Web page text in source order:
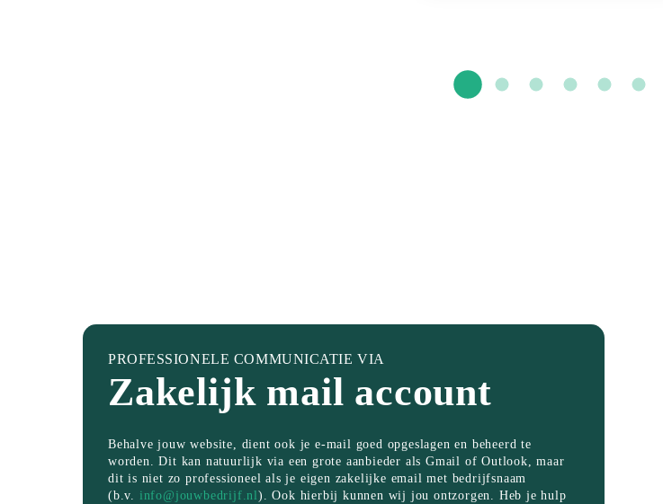
PROFESSIONELE COMMUNICATIE VIA
Zakelijk mail account
Behalve jouw website, dient ook je e-mail goed opgeslagen en beheerd te
worden. Dit kan natuurlijk via een grote aanbieder als Gmail of Outlook, maar
dit is niet zo professioneel als je eigen zakelijke email met bedrijfsnaam
(b.v. info@jouwbedrijf.nl). Ook hierbij kunnen wij jou ontzorgen. Heb je hulp